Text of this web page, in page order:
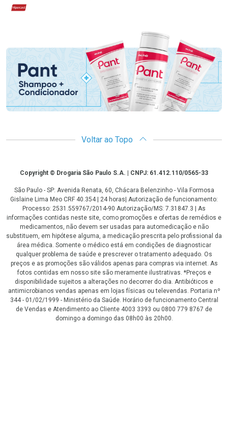
Hipercard
Promoção em Destaque
Voltar ao Topo
CopyrightCopyright © Drogaria São Paulo S.A. | CNPJ: 61.412.110/0565-33
São Paulo - SP: Avenida Renata, 60, Chácara Belenzinho - Vila Formosa
Gislaine Lima Meo CRF 40.354 | 24 horas| Autorização de funcionamento:
Processo: 2531.559767/2014-90 Autorização/MS: 7.31847.3 | As
informações contidas neste site, como promoções e ofertas de remédios e
medicamentos, não devem ser usadas para automedicação e não
substituem, em hipótese alguma, a medicação prescrita pelo profissional da
área médica. Somente o médico está em condições de diagnosticar
qualquer problema de saúde e prescrever o tratamento adequado. Os
preços e as promoções são válidos apenas para compras via internet. As
fotos contidas em nosso site são meramente ilustrativas. *Preços e
disponibilidade sujeitos a alterações no decorrer do dia. Antibióticos e
antimicrobianos vendas apenas em lojas físicas ou televendas. Portaria nº
344 - 01/02/1999 - Ministério da Saúde. Horário de funcionamento Central
de Vendas e Atendimento ao Cliente 4003 3393 ou 0800 779 8767 de
domingo a domingo das 08h00 às 20h00.